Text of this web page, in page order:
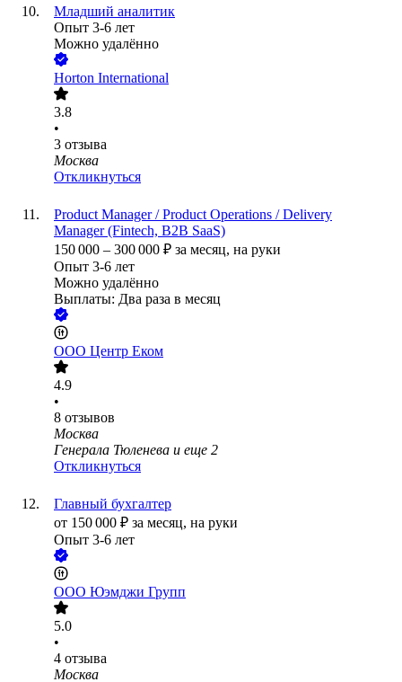
Младший аналитик
Опыт 3-6 лет
Можно удалённо
Horton International
3.8
•
3 отзыва
Москва
Откликнуться
Product Manager / Product Operations / Delivery
Manager (Fintech, B2B SaaS)
150 000 – 300 000 ₽ за месяц, на руки
Опыт 3-6 лет
Можно удалённо
Выплаты: Два раза в месяц
ООО Центр Еком
4.9
•
8 отзывов
Москва
Генерала Тюленева и еще 2
Откликнуться
Главный бухгалтер
от 150 000 ₽ за месяц, на руки
Опыт 3-6 лет
ООО Юэмджи Групп
5.0
•
4 отзыва
Москва